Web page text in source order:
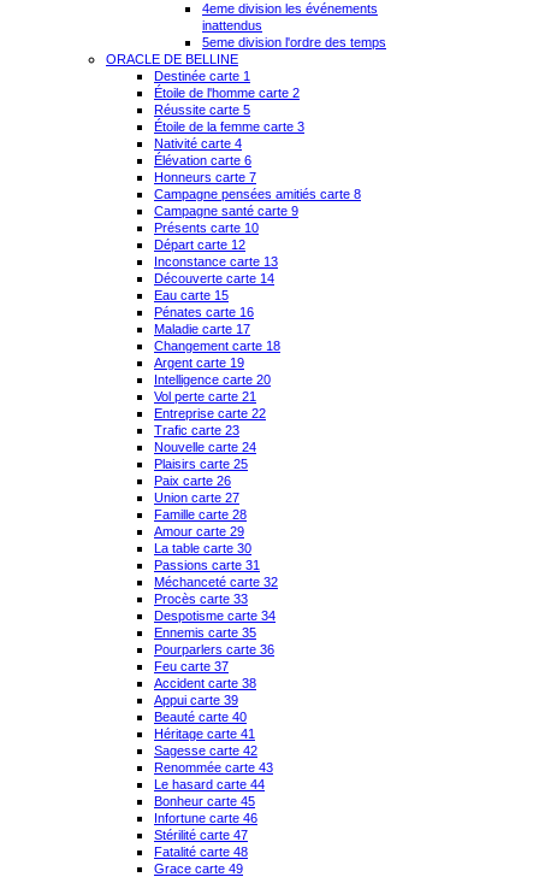
4eme division les événements
inattendus
5eme division l'ordre des temps
ORACLE DE BELLINE
Destinée carte 1
Étoile de l'homme carte 2
Réussite carte 5
Étoile de la femme carte 3
Nativité carte 4
Élévation carte 6
Honneurs carte 7
Campagne pensées amitiés carte 8
Campagne santé carte 9
Présents carte 10
Départ carte 12
Inconstance carte 13
Découverte carte 14
Eau carte 15
Pénates carte 16
Maladie carte 17
Changement carte 18
Argent carte 19
Intelligence carte 20
Vol perte carte 21
Entreprise carte 22
Trafic carte 23
Nouvelle carte 24
Plaisirs carte 25
Paix carte 26
Union carte 27
Famille carte 28
Amour carte 29
La table carte 30
Passions carte 31
Méchanceté carte 32
Procès carte 33
Despotisme carte 34
Ennemis carte 35
Pourparlers carte 36
Feu carte 37
Accident carte 38
Appui carte 39
Beauté carte 40
Héritage carte 41
Sagesse carte 42
Renommée carte 43
Le hasard carte 44
Bonheur carte 45
Infortune carte 46
Stérilité carte 47
Fatalité carte 48
Grace carte 49